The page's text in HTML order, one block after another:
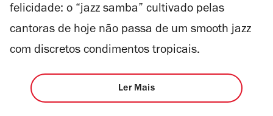
felicidade: o “jazz samba” cultivado pelas
cantoras de hoje não passa de um smooth jazz
com discretos condimentos tropicais.
Ler Mais